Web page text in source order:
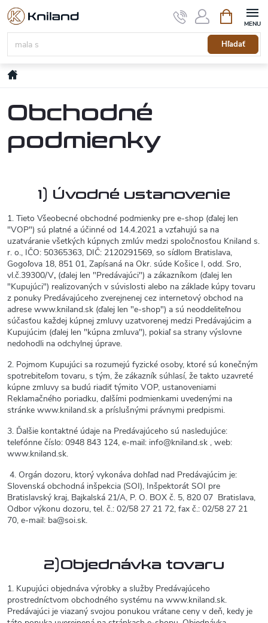
Prejsť
na
obsah
Hľadať
košík
Obchodné
podmienky
1) Úvodné ustanovenie
1. Tieto Všeobecné obchodné podmienky pre e-shop (ďalej len
"VOP") sú platné a účinné od 14.4.2021 a vzťahujú sa na
uzatváranie všetkých kúpnych zmlúv medzi spoločnosťou Kniland s.
r. o., IČO: 50365363, DIČ: 2120291569, so sídlom Bratislava,
Gogoľova 18, 851 01, Zapísaná na Okr. súde Košice I, odd. Sro,
vl.č.39300/V, (ďalej len "Predávajúci") a zákazníkom (ďalej len
"Kupujúci") realizovaných v súvislosti alebo na základe kúpy tovaru
z ponuky Predávajúceho zverejnenej cez internetový obchod na
adrese www.kniland.sk (ďalej len "e-shop") a sú neoddeliteľnou
súčasťou každej kúpnej zmluvy uzatvorenej medzi Predávajúcim a
Kupujúcim (ďalej len "kúpna zmluva"), pokiaľ sa strany výslovne
nedohodli na odchylnej úprave.
2. Pojmom Kupujúci sa rozumejú fyzické osoby, ktoré sú konečným
spotrebiteľom tovaru, s tým, že zákazník súhlasí, že takto uzavreté
kúpne zmluvy sa budú riadiť týmito VOP, ustanoveniami
Reklamačného poriadku, ďalšími podmienkami uvedenými na
stránke www.kniland.sk a príslušnými právnymi predpismi.
3. Ďalšie kontaktné údaje na Predávajúceho sú nasledujúce:
telefónne číslo: 0948 843 124, e-mail: info@kniland.sk , web:
www.kniland.sk.
4. Orgán dozoru, ktorý vykonáva dohľad nad Predávajúcim je:
Slovenská obchodná inšpekcia (SOI), Inšpektorát SOI pre
Bratislavský kraj, Bajkalská 21/A, P. O. BOX č. 5, 820 07 Bratislava,
Odbor výkonu dozoru, tel. č.: 02/58 27 21 72, fax č.: 02/58 27 21
70, e-mail: ba@soi.sk.
2)Objednávka tovaru
1. Kupujúci objednáva výrobky a služby Predávajúceho
prostredníctvom obchodného systému na www.kniland.sk.
Predávajúci je viazaný svojou ponukou vrátane ceny v deň, kedy je